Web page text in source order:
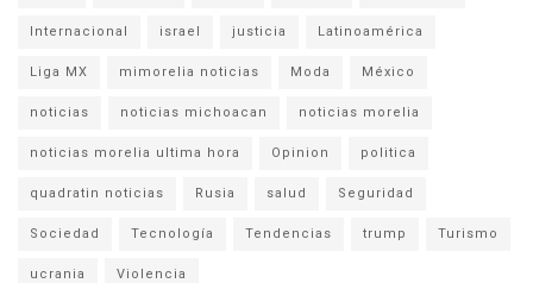
Internacional israel justicia Latinoamérica
Liga MX mimorelia noticias Moda México
noticias noticias michoacan noticias morelia
noticias morelia ultima hora Opinion politica
quadratin noticias Rusia salud Seguridad
Sociedad Tecnología Tendencias trump Turismo
ucrania Violencia